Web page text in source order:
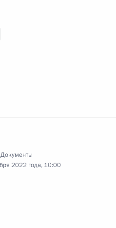
Народной Республики
Документы
2022 года, 10:00